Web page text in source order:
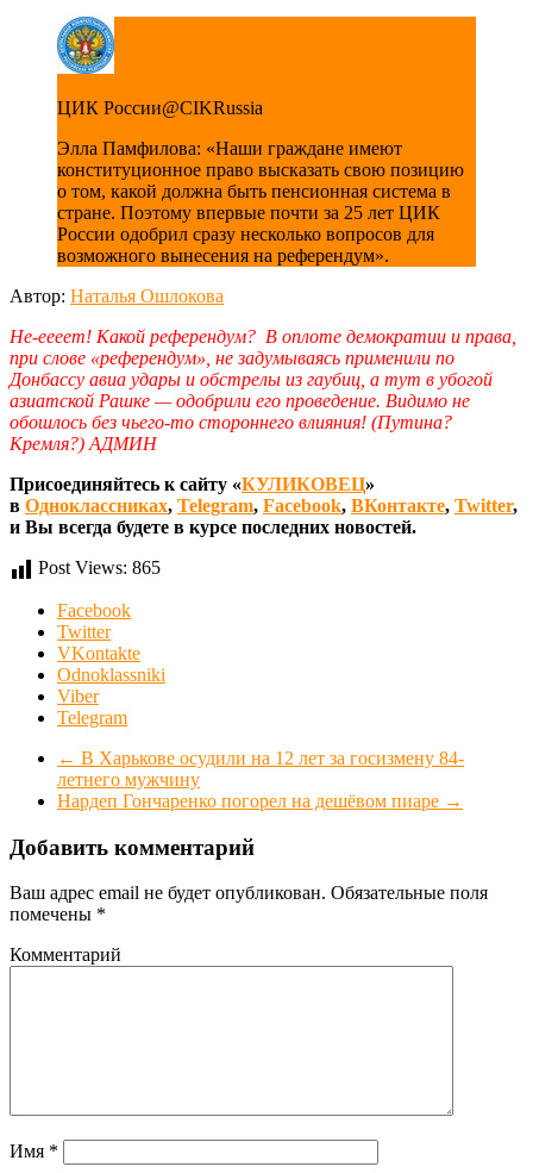
ЦИК России@CIKRussia
Элла Памфилова: «Наши граждане имеют
конституционное право высказать свою позицию
о том, какой должна быть пенсионная система в
стране. Поэтому впервые почти за 25 лет ЦИК
России одобрил сразу несколько вопросов для
возможного вынесения на референдум».
Автор: Наталья Ошлокова
Не-еееет! Какой референдум? В оплоте демократии и права,
при слове «референдум», не задумываясь применили по
Донбассу авиа удары и обстрелы из гаубиц, а тут в убогой
азиатской Рашке — одобрили его проведение. Видимо не
обошлось без чьего-то стороннего влияния! (Путина?
Кремля?) АДМИН
Присоединяйтесь к сайту «КУЛИКОВЕЦ»
в Одноклассниках, Telegram, Facebook, ВКонтакте, Twitter,
и Вы всегда будете в курсе последних новостей.
Post Views: 865
Facebook
Twitter
VKontakte
Odnoklassniki
Viber
Telegram
← В Харькове осудили на 12 лет за госизмену 84-
летнего мужчину
Нардеп Гончаренко погорел на дешёвом пиаре →
Добавить комментарий
Ваш адрес email не будет опубликован. Обязательные поля
помечены *
Комментарий
Имя *